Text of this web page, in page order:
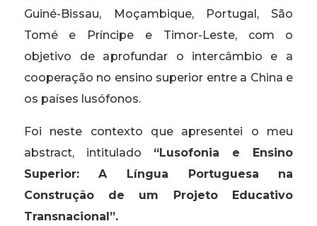
Guiné-Bissau, Moçambique, Portugal, São
Tomé e Príncipe e Timor-Leste, com o
objetivo de aprofundar o intercâmbio e a
cooperação no ensino superior entre a China e
os países lusófonos.
Foi neste contexto que apresentei o meu
abstract, intitulado “Lusofonia e Ensino
Superior: A Língua Portuguesa na
Construção de um Projeto Educativo
Transnacional”.